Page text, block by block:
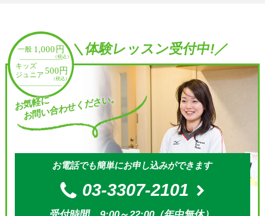
＼体験レッスン受付中!／
お気軽に
お問い合わせください。
お電話でも簡単にお申し込みができます
03-3307-2101